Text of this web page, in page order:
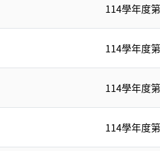
114學年度
114學年度
114學年度
114學年度